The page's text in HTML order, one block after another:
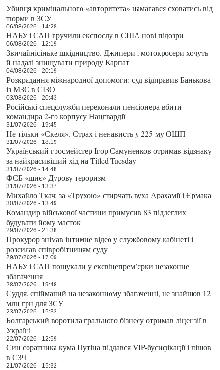
Убивця кримінального «авторитета» намагався сховатись від
тюрми в ЗСУ
06/08/2026 - 14:28
НАБУ і САП вручили експослу в США нові підозри
06/08/2026 - 12:19
Звичайнісіньке шкідництво. Джипери і мотокросери хочуть
й надалі знищувати природу Карпат
04/08/2026 - 20:19
Розкрадання міжнародної допомоги: суд відправив Банькова
із МЗС в СІЗО
03/08/2026 - 20:43
Російські спецслужби переконали пенсіонера вбити
командира 2-го корпусу Нацгвардії
31/07/2026 - 19:45
Не тільки «Скеля». Страх і ненависть у 225-му ОШП
31/07/2026 - 18:19
Український гросмейстер Ігор Самуненков отримав відзнаку
за найкрасивіший хід на Titled Tuesday
31/07/2026 - 14:48
ФСБ «шиє» Дурову тероризм
31/07/2026 - 13:37
Михайло Ткач: за «Трухою» стирчать вуха Арахамії і Єрмака
30/07/2026 - 13:49
Командир військової частини примусив 83 підлеглих
будувати йому маєток
29/07/2026 - 21:38
Прокурор знімав інтимне відео у службовому кабінеті і
розсилав співробітницям суду
29/07/2026 - 17:09
НАБУ і САП пошукали у ексвіцепрем’єрки незаконне
збагачення
28/07/2026 - 19:48
Суддя, спійманий на незаконному збагаченні, не знайшов 12
млн грн для ЗСУ
23/07/2026 - 15:32
Болгарський воротила грального бізнесу отримав ліцензії в
Україні
22/07/2026 - 12:59
Син соратника кума Путіна піддався VIP-бусифікації і пішов
в СЗЧ
21/07/2026 - 15:32